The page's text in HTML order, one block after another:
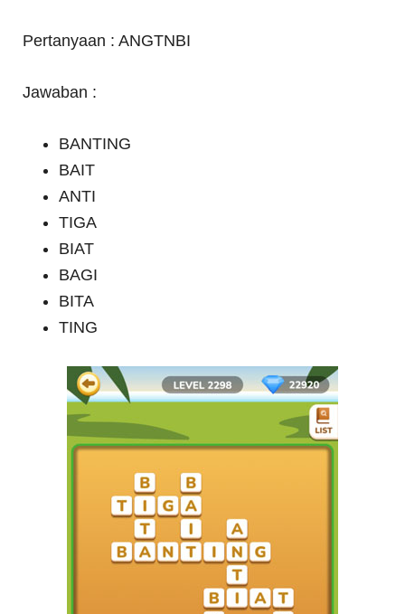
Pertanyaan : ANGTNBI
Jawaban :
BANTING
BAIT
ANTI
TIGA
BIAT
BAGI
BITA
TING